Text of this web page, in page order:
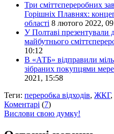
Три сміттєпереробних
Горішніх Плавнях:
області 8 лютого 2022,
У Полтаві презентували
майбутнього
10:12
В «АТБ» відправили
зібраних покупцями
2021, 15:58
Теги: переробка відходів, ЖКГ,
Коментарі (7)
Вислови свою думку!